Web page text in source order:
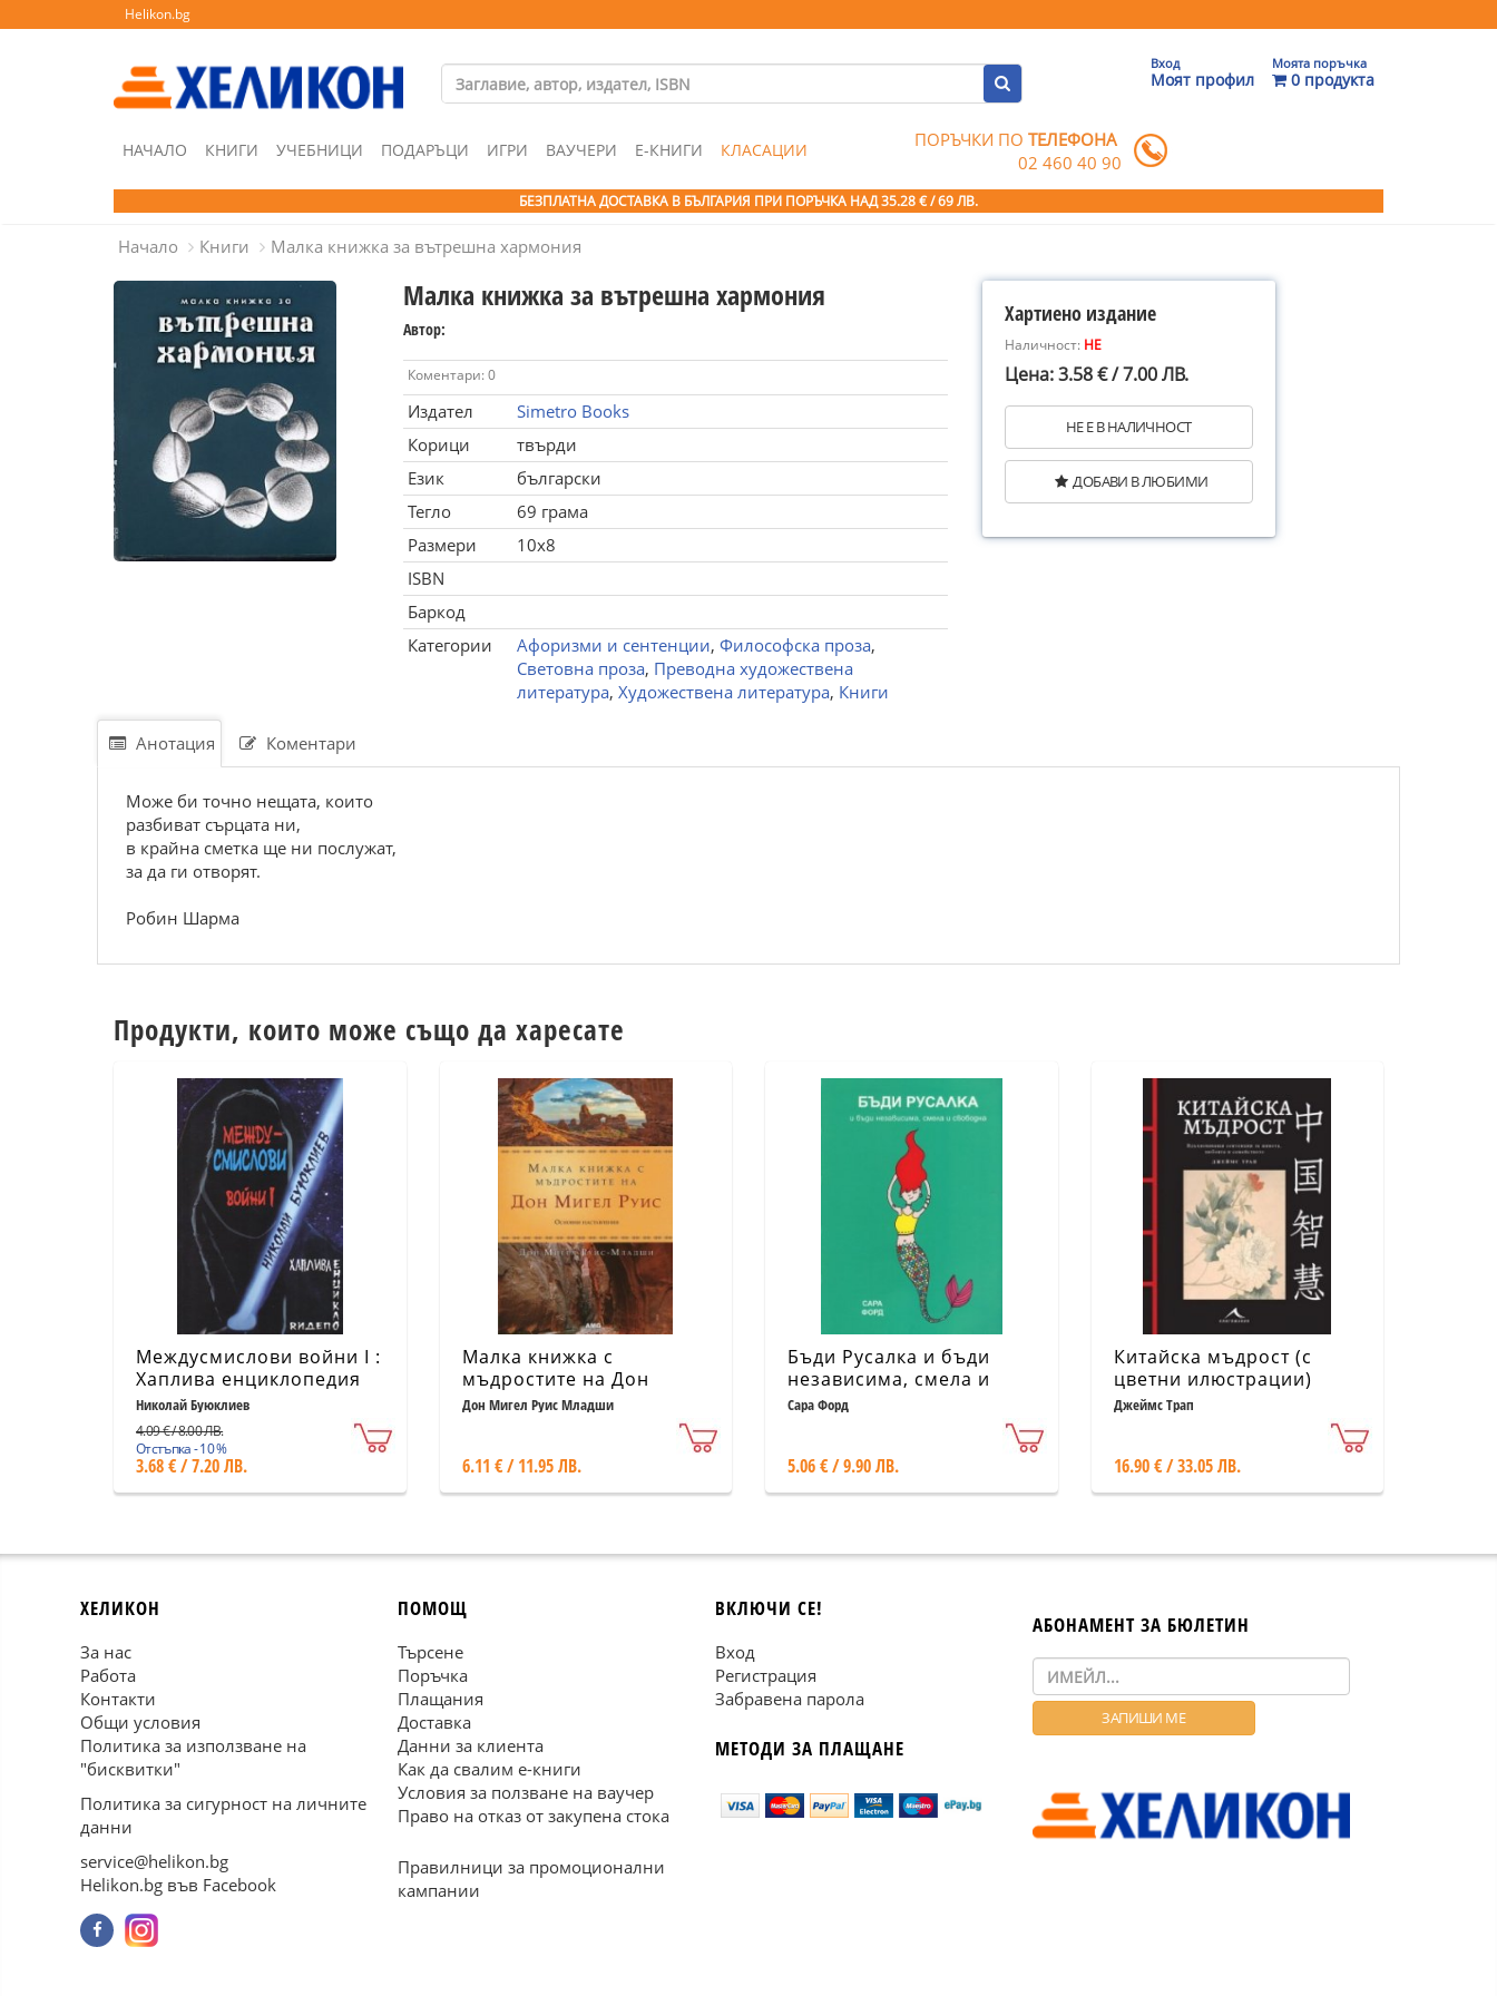
Helikon.bg
Вход
Моят профил
Моята поръчка
0 продукта
НАЧАЛО КНИГИ УЧЕБНИЦИ ПОДАРЪЦИ ИГРИ ВАУЧЕРИ Е-КНИГИ КЛАСАЦИИ ПОРЪЧКИ ПОТЕЛЕФОНА
02 460 40 90
БЕЗПЛАТНА ДОСТАВКА В БЪЛГАРИЯ ПРИ ПОРЪЧКА НАД 35.28 € / 69 ЛВ.
Начало Книги Малка книжка за вътрешна хармония
Малка книжка за вътрешна хармония
Автор:
Коментари: 0
Издател
Simetro Books
Корици
твърди
Език
български
Тегло
69 грама
Размери
10x8
ISBN
Баркод
Категории
Афоризми и сентенции, Философска проза,
Световна проза, Преводна художествена
литература, Художествена литература, Книги
Хартиено издание
Наличност: НЕ
Цена: 3.58 € / 7.00 ЛВ.
НЕ Е В НАЛИЧНОСТ
ДОБАВИ В ЛЮБИМИ
Анотация Коментари
Може би точно нещата, които
разбиват сърцата ни,
в крайна сметка ще ни послужат,
за да ги отворят.
Робин Шарма
Продукти, които може също да харесате
Междусмислови войни I :
Хаплива енциклопедия
Николай Буюклиев
4.09 € / 8.00 ЛВ.
Отстъпка - 10 %
3.68 € / 7.20 ЛВ.
Малка книжка с
мъдростите на Дон
Мигел Руис
Дон Мигел Руис Младши
6.11 € / 11.95 ЛВ.
Бъди Русалка и бъди
независима, смела и
свободна
Сара Форд
5.06 € / 9.90 ЛВ.
Китайска мъдрост (с
цветни илюстрации)
Джеймс Трап
16.90 € / 33.05 ЛВ.
ХЕЛИКОН
За нас
Работа
Контакти
Общи условия
Политика за използване на
"бисквитки"
Политика за сигурност на личните
данни
service@helikon.bg
Helikon.bg във Facebook
ПОМОЩ
Търсене
Поръчка
Плащания
Доставка
Данни за клиента
Как да свалим е-книги
Условия за ползване на ваучер
Право на отказ от закупена стока
Правилници за промоционални
кампании
ВКЛЮЧИ СЕ!
Вход
Регистрация
Забравена парола
МЕТОДИ ЗА ПЛАЩАНЕ
АБОНАМЕНТ ЗА БЮЛЕТИН